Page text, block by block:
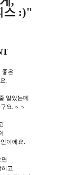
스 :)"
좋은
.
알았는데
요.ㅎㅎ
이에요.
면
고